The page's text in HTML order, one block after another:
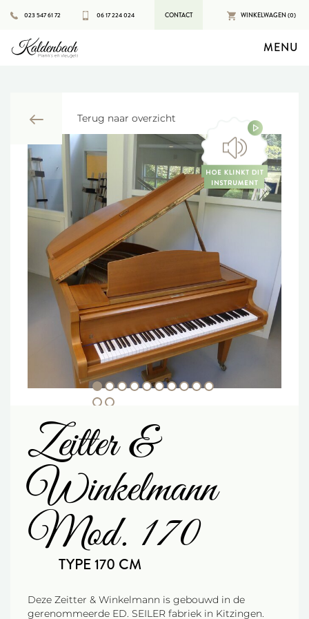
023 547 61 72 06 17 224 024 CONTACT WINKELWAGEN (0)
MENU
Terug naar overzicht
Zeitter &
Winkelmann
Mod. 170
TYPE 170 CM
Deze Zeitter & Winkelmann is gebouwd in de
gerenommeerde ED. SEILER fabriek in Kitzingen.